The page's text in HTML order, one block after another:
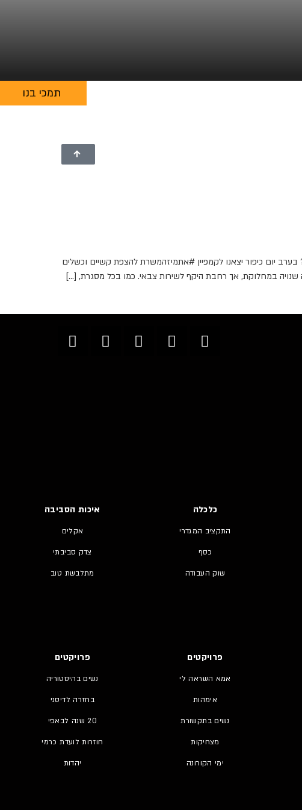
תמכי בנו
יום כיפור יצאנו לקמפיין #אתמיזהמשרת להצפת קשיים וכשלים
שנויה במחלוקת, אך רחבת היקף לשירות צבאי. כמו בכל מסגרת, […]
כלכלה
התקציב המגדרי
כסף
שוק העבודה
איכות הסביבה
אקלים
צדק סביבתי
מתלבשת טוב
פרויקטים
אמא השראה לי
אימהות
נשים בתקשורת
מצחיקות
ימי הקורונה
פרויקטים
נשים בהיסטוריה
בחזרה לדיסני
20 שנה לבאפי
חוזרות לועדת כרמי
יהדות